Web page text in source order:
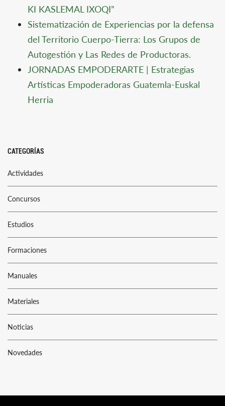
KI KASLEMAL IXOQI”
Sistematización de Experiencias por la defensa
del Territorio Cuerpo-Tierra: Los Grupos de
Autogestión y Las Redes de Productoras.
JORNADAS EMPODERARTE | Estrategias
Artísticas Empoderadoras Guatemla-Euskal
Herria
CATEGORÍAS
Actividades
Concursos
Estudios
Formaciones
Manuales
Materiales
Noticias
Novedades